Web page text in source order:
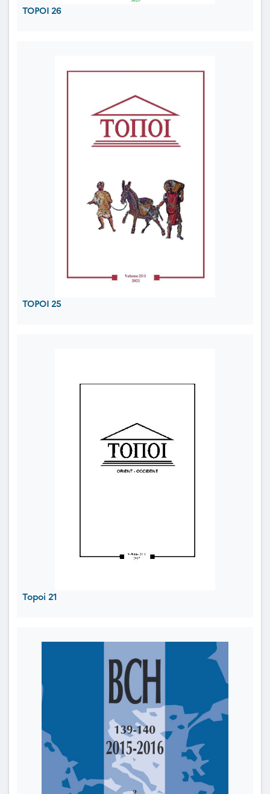
TOPOI 26
TOPOI 25
Topoi 21